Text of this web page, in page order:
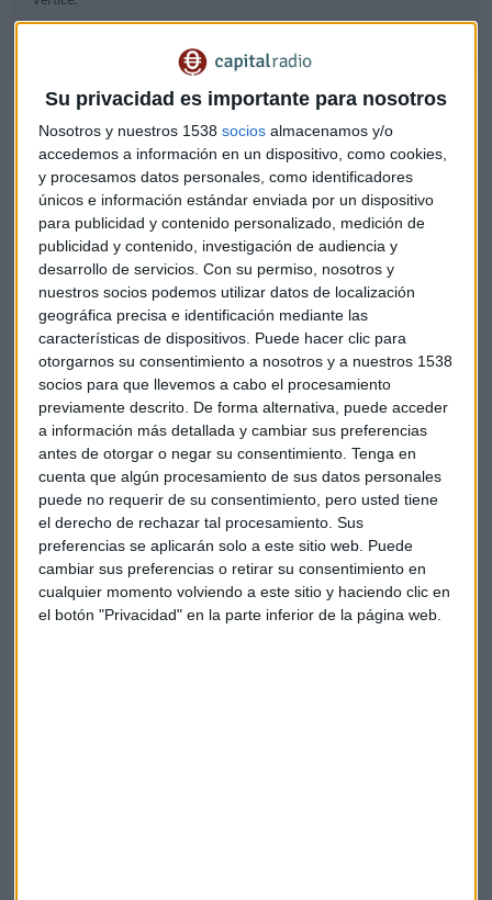
Su privacidad es importante para nosotros
Nosotros y nuestros 1538 socios almacenamos y/o
accedemos a información en un dispositivo, como cookies,
y procesamos datos personales, como identificadores
únicos e información estándar enviada por un dispositivo
para publicidad y contenido personalizado, medición de
publicidad y contenido, investigación de audiencia y
desarrollo de servicios. Con su permiso, nosotros y
nuestros socios podemos utilizar datos de localización
geográfica precisa e identificación mediante las
características de dispositivos. Puede hacer clic para
otorgarnos su consentimiento a nosotros y a nuestros 1538
socios para que llevemos a cabo el procesamiento
previamente descrito. De forma alternativa, puede acceder
a información más detallada y cambiar sus preferencias
antes de otorgar o negar su consentimiento. Tenga en
cuenta que algún procesamiento de sus datos personales
puede no requerir de su consentimiento, pero usted tiene
el derecho de rechazar tal procesamiento. Sus
preferencias se aplicarán solo a este sitio web. Puede
cambiar sus preferencias o retirar su consentimiento en
cualquier momento volviendo a este sitio y haciendo clic en
el botón "Privacidad" en la parte inferior de la página web.
Elena Liria: "Vamos hacia la administración
100% digital
El proceso de transformación digital en las
administraciones publicas, se centra en poner
mejores medios para facilitar al ciudadano sus
labores administrativas
Capital Radio
La inteligencia artificial aplicada a la
formación
Cristina Cruzado es la directora general del Grupo Vértice.